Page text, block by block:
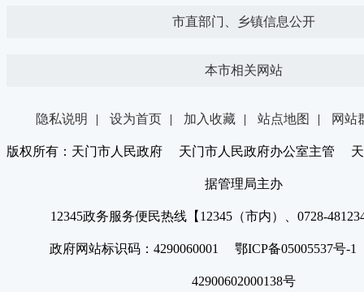
市直部门、乡镇信息公开
本市相关网站
隐私说明 | 设为首页 | 加入收藏 | 站点地图 | 网站
版权所有：天门市人民政府 天门市人民政府办公室主管 天
据管理局主办
12345政务服务便民热线【12345（市内）、0728-
政府网站标识码：4290060001 鄂ICP备05005537号
42900602000138号